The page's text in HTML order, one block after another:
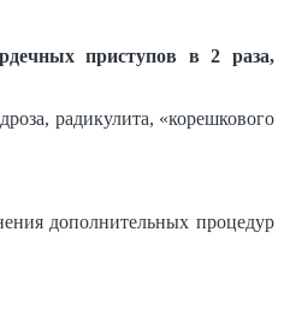
приступов в 2 раза,
радикулита, «корешкового
дополнительных процедур